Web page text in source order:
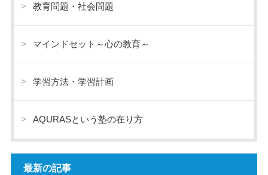
教育問題・社会問題
マインドセット～心の教育～
学習方法・学習計画
AQURASという塾の在り方
最新の記事